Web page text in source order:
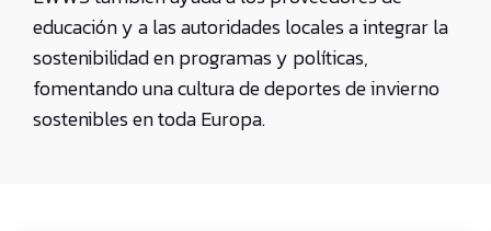
educación y a las autoridades locales a integrar la
sostenibilidad en programas y políticas,
fomentando una cultura de deportes de invierno
sostenibles en toda Europa.